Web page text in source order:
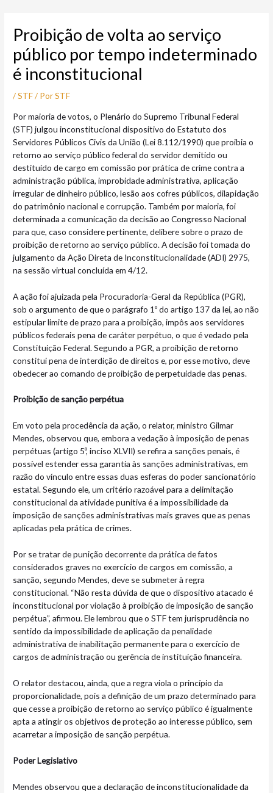
conteúdo
Proibição de volta ao serviço
público por tempo indeterminado
é inconstitucional
/STF/ PorSTF
Por maioria de votos, o Plenário do Supremo Tribunal Federal
(STF) julgou inconstitucional dispositivo do Estatuto dos
Servidores Públicos Civis da União (Lei 8.112/1990) que proibia o
retorno ao serviço público federal do servidor demitido ou
destituído de cargo em comissão por prática de crime contra a
administração pública, improbidade administrativa, aplicação
irregular de dinheiro público, lesão aos cofres públicos, dilapidação
do patrimônio nacional e corrupção. Também por maioria, foi
determinada a comunicação da decisão ao Congresso Nacional
para que, caso considere pertinente, delibere sobre o prazo de
proibição de retorno ao serviço público. A decisão foi tomada do
julgamento da Ação Direta de Inconstitucionalidade (ADI) 2975,
na sessão virtual concluída em 4/12.
A ação foi ajuizada pela Procuradoria-Geral da República (PGR),
sob o argumento de que o parágrafo 1º do artigo 137 da lei, ao não
estipular limite de prazo para a proibição, impôs aos servidores
públicos federais pena de caráter perpétuo, o que é vedado pela
Constituição Federal. Segundo a PGR, a proibição de retorno
constitui pena de interdição de direitos e, por esse motivo, deve
obedecer ao comando de proibição de perpetuidade das penas.
Proibição de sanção perpétua
Em voto pela procedência da ação, o relator, ministro Gilmar
Mendes, observou que, embora a vedação à imposição de penas
perpétuas (artigo 5º, inciso XLVII) se refira a sanções penais, é
possível estender essa garantia às sanções administrativas, em
razão do vínculo entre essas duas esferas do poder sancionatório
estatal. Segundo ele, um critério razoável para a delimitação
constitucional da atividade punitiva é a impossibilidade da
imposição de sanções administrativas mais graves que as penas
aplicadas pela prática de crimes.
Por se tratar de punição decorrente da prática de fatos
considerados graves no exercício de cargos em comissão, a
sanção, segundo Mendes, deve se submeter à regra
constitucional. “Não resta dúvida de que o dispositivo atacado é
inconstitucional por violação à proibição de imposição de sanção
perpétua”, afirmou. Ele lembrou que o STF tem jurisprudência no
sentido da impossibilidade de aplicação da penalidade
administrativa de inabilitação permanente para o exercício de
cargos de administração ou gerência de instituição financeira.
O relator destacou, ainda, que a regra viola o princípio da
proporcionalidade, pois a definição de um prazo determinado para
que cesse a proibição de retorno ao serviço público é igualmente
apta a atingir os objetivos de proteção ao interesse público, sem
acarretar a imposição de sanção perpétua.
Poder Legislativo
Mendes observou que a declaração de inconstitucionalidade da